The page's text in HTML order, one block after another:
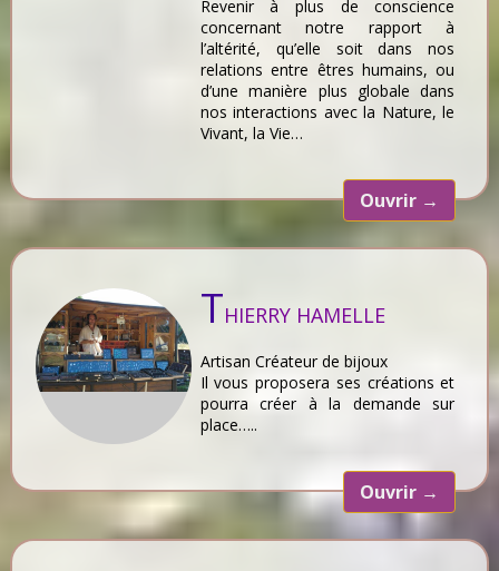
Revenir à plus de conscience
concernant notre rapport à
l’altérité, qu’elle soit dans nos
relations entre êtres humains, ou
d’une manière plus globale dans
nos interactions avec la Nature, le
Vivant, la Vie…
Ouvrir →
THIERRY HAMELLE
Artisan Créateur de bijoux
Il vous proposera ses créations et
pourra créer à la demande sur
place…..
Ouvrir →